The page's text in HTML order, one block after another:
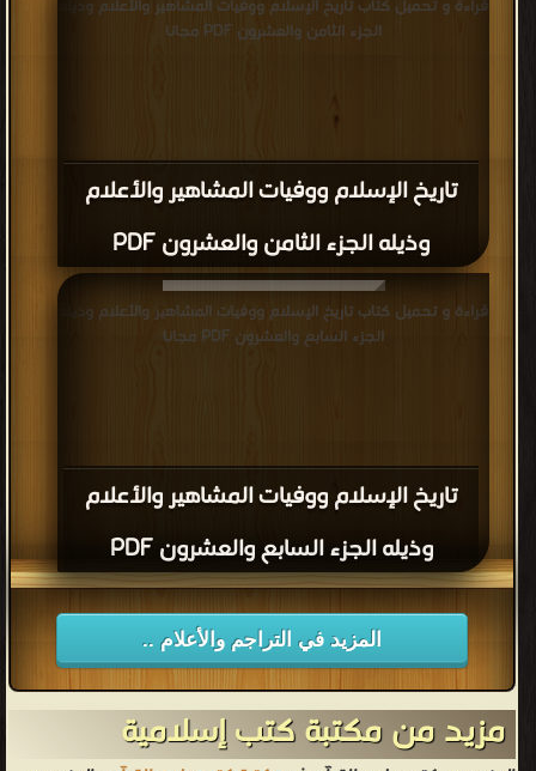
تاريخ الإسلام ووفيات المشاهير والأعلام
وذيله الجزء الثامن والعشرون PDF
قراءة و تحميل كتاب تاريخ الإسلام ووفيات المشاهير والأعلام وذيله
الجزء الثامن والعشرون PDF مجانا
تاريخ الإسلام ووفيات المشاهير والأعلام
وذيله الجزء السابع والعشرون PDF
قراءة و تحميل كتاب تاريخ الإسلام ووفيات المشاهير والأعلام وذيله
الجزء السابع والعشرون PDF مجانا
المزيد في التراجم والأعلام ..
مزيد من مكتبة كتب إسلامية